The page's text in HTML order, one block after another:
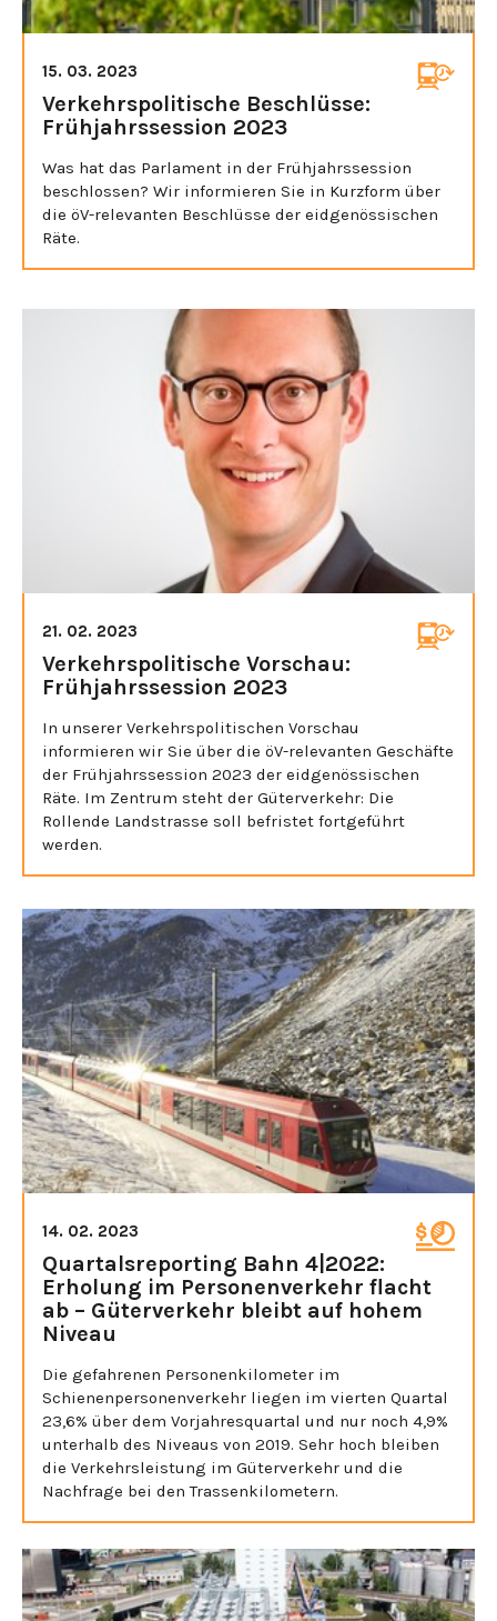
15. 03. 2023
Verkehrspolitische Beschlüsse:
Frühjahrssession 2023
Was hat das Parlament in der Frühjahrssession
beschlossen? Wir informieren Sie in Kurzform über
die öV-relevanten Beschlüsse der eidgenössischen
Räte.
21. 02. 2023
Verkehrspolitische Vorschau:
Frühjahrssession 2023
In unserer Verkehrspolitischen Vorschau
informieren wir Sie über die öV-relevanten Geschäfte
der Frühjahrssession 2023 der eidgenössischen
Räte. Im Zentrum steht der Güterverkehr: Die
Rollende Landstrasse soll befristet fortgeführt
werden.
14. 02. 2023
Quartalsreporting Bahn 4|2022:
Erholung im Personenverkehr flacht
ab – Güterverkehr bleibt auf hohem
Niveau
Die gefahrenen Personenkilometer im
Schienenpersonenverkehr liegen im vierten Quartal
23,6% über dem Vorjahresquartal und nur noch 4,9%
unterhalb des Niveaus von 2019. Sehr hoch bleiben
die Verkehrsleistung im Güterverkehr und die
Nachfrage bei den Trassenkilometern.